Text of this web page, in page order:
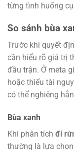
từng tình huống
So sánh bùa
Trước khi quyết
cần hiểu rõ giá trị
đầu trận. Ở meta
hoặc thiếu tài
có thể nghiêng
Bùa xanh
Khi phân tích đi
thường là lựa